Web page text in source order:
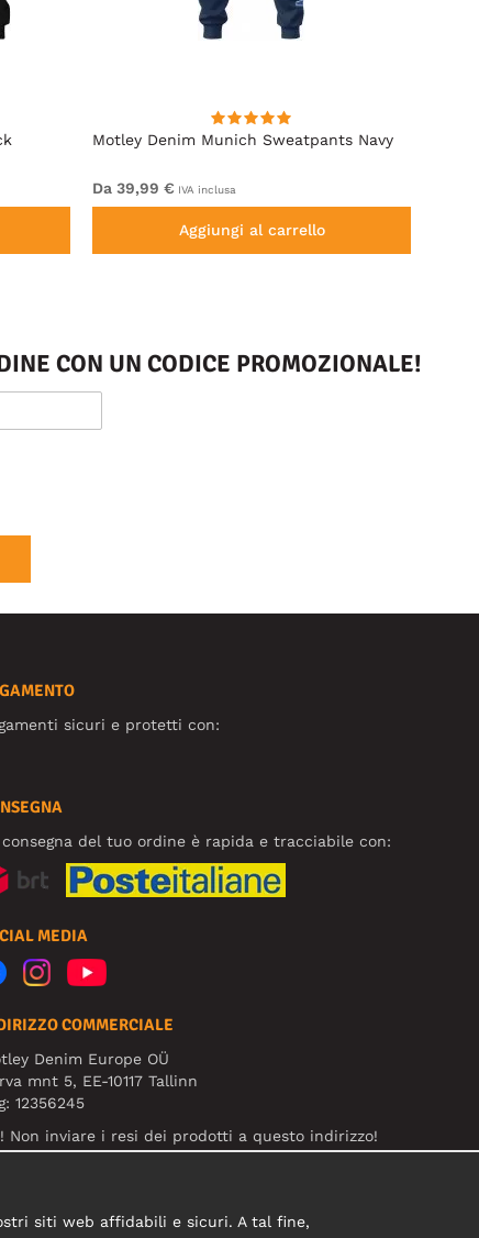
Motley Denim Munich Sweatpants Navy
Da 39,99 € IVA inclusa
Aggiungi al carrello
CON UN CODICE PROMOZIONALE!
sicuri e protetti con:
consegna del tuo ordine è rapida e tracciabile con:
MEDIA
COMMERCIALE
Denim Europe OÜ
mnt 5, EE-10117 Tallinn
12356245
Non inviare i resi dei prodotti a questo indirizzo!
siti web affidabili e sicuri. A tal fine,